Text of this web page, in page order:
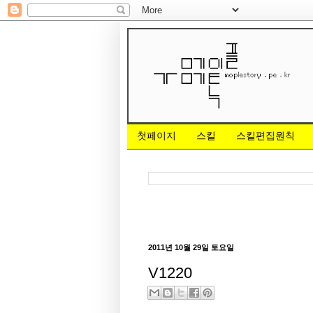
첫페이지 스킬 스킬편집원칙
2011년 10월 29일 토요일
V1220